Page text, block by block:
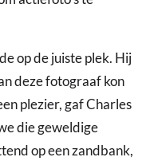
op de juiste plek. Hij
deze fotograaf kon
plezier, gaf Charles
die geweldige
op een zandbank,